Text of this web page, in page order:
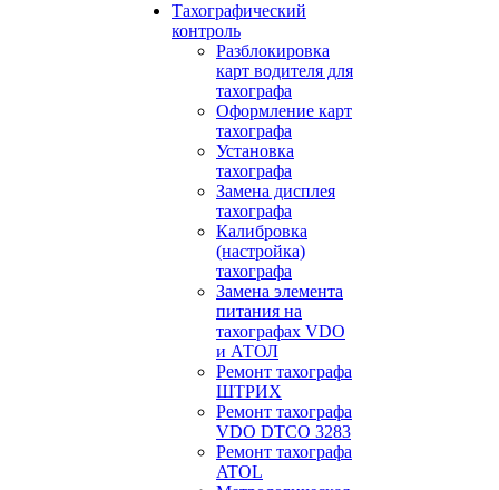
Тахографический
контроль
Разблокировка
карт водителя для
тахографа
Оформление карт
тахографа
Установка
тахографа
Замена дисплея
тахографа
Калибровка
(настройка)
тахографа
Замена элемента
питания на
тахографах VDO
и АТОЛ
Ремонт тахографа
ШТРИХ
Ремонт тахографа
VDO DTCO 3283
Ремонт тахографа
ATOL